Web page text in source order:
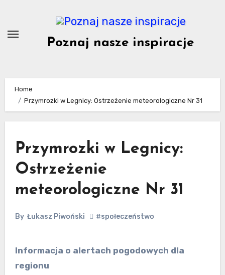
content
Poznaj nasze inspiracje
Home
Przymrozki w Legnicy: Ostrzeżenie meteorologiczne Nr 31
Przymrozki w Legnicy:
Ostrzeżenie
meteorologiczne Nr 31
By Łukasz Piwoński #społeczeństwo
Informacja o alertach pogodowych dla
regionu